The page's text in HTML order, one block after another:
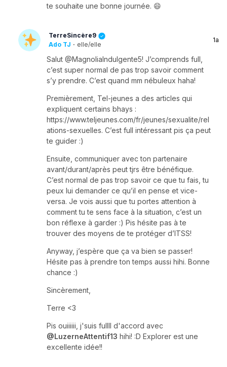
te souhaite une bonne journée. 😄
TerreSincère9
Ado TJ · elle/elle
1a
Salut @MagnoliaIndulgente5! J’comprends full,
c’est super normal de pas trop savoir comment
s’y prendre. C’est quand mm nébuleux haha!
Premièrement, Tel-jeunes a des articles qui
expliquent certains bhays :
https://www.teljeunes.com/fr/jeunes/sexualite/rel
ations-sexuelles. C’est full intéressant pis ça peut
te guider :)
Ensuite, communiquer avec ton partenaire
avant/durant/après peut tjrs être bénéfique.
C’est normal de pas trop savoir ce que tu fais, tu
peux lui demander ce qu’il en pense et vice-
versa. Je vois aussi que tu portes attention à
comment tu te sens face à la situation, c’est un
bon réflexe à garder :) Pis hésite pas à te
trouver des moyens de te protéger d’ITSS!
Anyway, j’espère que ça va bien se passer!
Hésite pas à prendre ton temps aussi hihi. Bonne
chance :)
Sincèrement,
Terre <3
Pis ouiiiiii, j'suis fullll d'accord avec
@LuzerneAttentif13 hihi! :D Explorer est une
excellente idée!!